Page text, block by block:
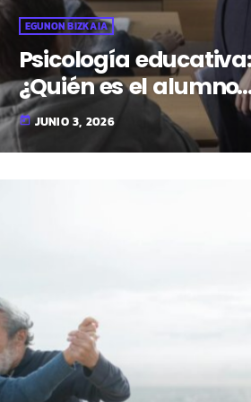
EGUNON BIZKAIA
Psicología educativa:
¿Quién es el alumno
invisible?
today JUNIO 3, 2026